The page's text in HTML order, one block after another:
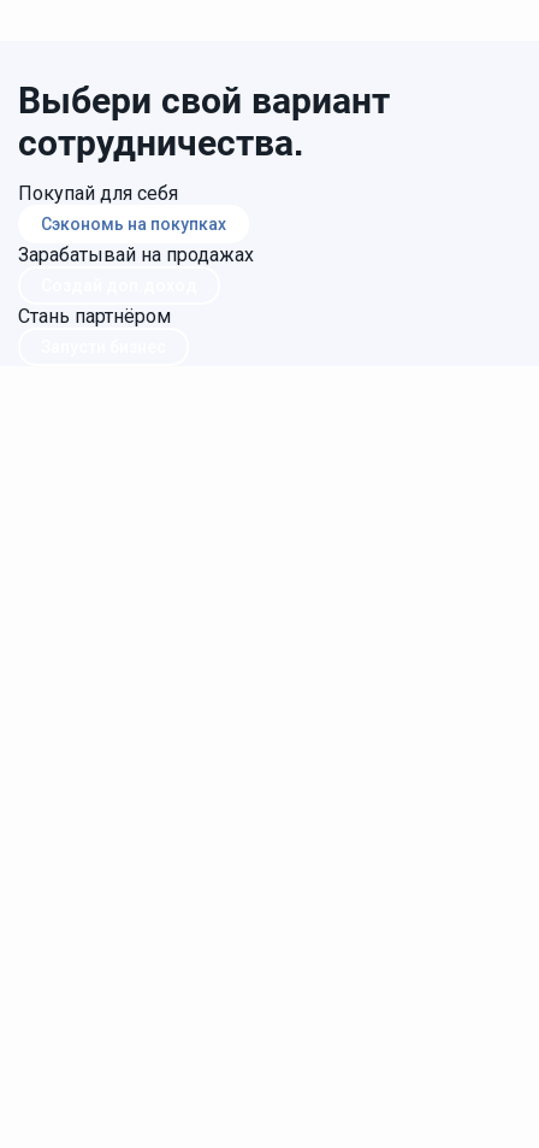
Выбери свой вариант
сотрудничества.
Покупай для себя
Сэкономь на покупках
Зарабатывай на продажах
Стань партнёром